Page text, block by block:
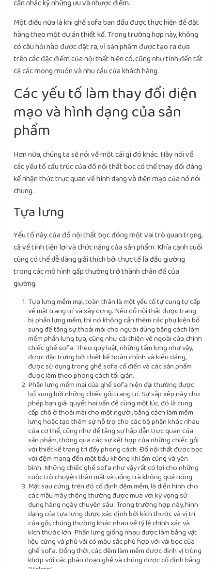
cân nhắc kỹ những ưu và nhược điểm.
Một điều nữa là khi ghế sofa ban đầu được thực hiện để đặt
hàng theo một dự án thiết kế. Trong trường hợp này, không
có câu hỏi nào được đặt ra, vì sản phẩm được tạo ra dựa
trên các đặc điểm của nội thất hiện có, cũng như tính đến tất
cả các mong muốn và nhu cầu của khách hàng.
Các yếu tố làm thay đổi diện
mạo và hình dạng của sản
phẩm
Hơn nữa, chúng ta sẽ nói về một cái gì đó khác. Hãy nói về
các yếu tố cấu trúc của đồ nội thất bọc có thể thay đổi đáng
kể nhận thức trực quan về hình dạng và diện mạo của nó nói
chung.
Tựa lưng
Yếu tố này của đồ nội thất bọc đóng một vai trò quan trọng,
cả về tính tiện lợi và chức năng của sản phẩm. Khía cạnh cuối
cùng có thể dễ dàng giải thích bởi thực tế là đầu giường
trong các mô hình gấp thường trở thành chân đế của
giường.
Tựa lưng mềm mại, toàn thân là một yếu tố tự cung tự cấp
về mặt trang trí và xây dựng. Nếu đồ nội thất được trang
bị phần lưng mềm, thì nó không cần thêm các phụ kiện bổ
sung để tăng sự thoải mái cho người dùng bằng cách làm
mềm phần lưng tựa, cũng như cải thiện vẻ ngoài của chính
chiếc ghế sofa. Theo quy luật, những tấm lưng như vậy,
được đặc trưng bởi thiết kế hoàn chỉnh và kiểu dáng,
được sử dụng trong ghế sofa cổ điển và các sản phẩm
được làm theo phong cách tối giản.
Phần lưng mềm mại của ghế sofa hiện đại thường được
bổ sung bởi những chiếc gối trang trí. Sự sắp xếp này cho
phép bạn giải quyết hai vấn đề cùng một lúc, đó là cung
cấp chỗ ở thoải mái cho một người, bằng cách làm mềm
lưng hoặc tạo thêm sự hỗ trợ cho các bộ phận khác nhau
của cơ thể, cũng như để tăng sự hấp dẫn trực quan của
sản phẩm, thông qua các sự kết hợp của những chiếc gối
với thiết kế trang trí đầy phong cách. Đồ nội thất được bọc
với đệm mang đến một bầu không khí ấm cúng và yên
bình. Những chiếc ghế sofa như vậy rất có lợi cho những
cuộc trò chuyện thân mật và uống trà không quá nóng.
Mặt sau cứng, trên đó cố định đệm mềm, là điển hình cho
các mẫu máy thông thường được mua với kỳ vọng sử
dụng hàng ngày chuyên sâu. Trong trường hợp này, hình
dạng của tựa lưng được xác định bởi kích thước và vị trí
của gối, chúng thường khác nhau về tỷ lệ chính xác và
kích thước lớn. Phần lưng giống nhau được làm bằng vật
liệu cứng và phủ vải có màu sắc phù hợp với vải bọc của
ghế sofa. Đồng thời, các đệm làm mềm được định vị trùng
khớp với các phân đoạn ghế và chúng được cố định bằng